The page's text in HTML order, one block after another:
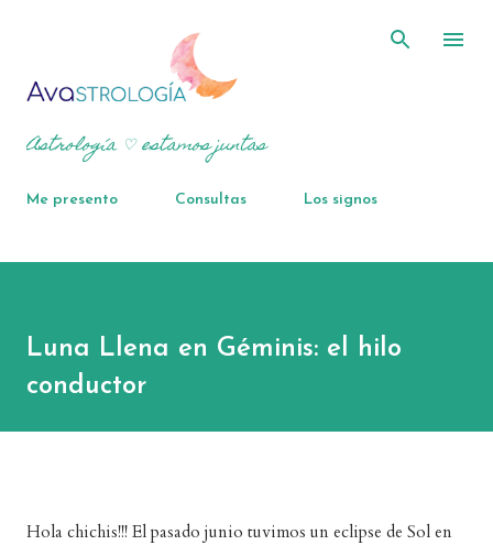
Astrología ♡ estamos juntas
Me presento Consultas Los signos
Luna Llena en Géminis: el hilo
conductor
Hola chichis!!! El pasado junio tuvimos un eclipse de Sol en